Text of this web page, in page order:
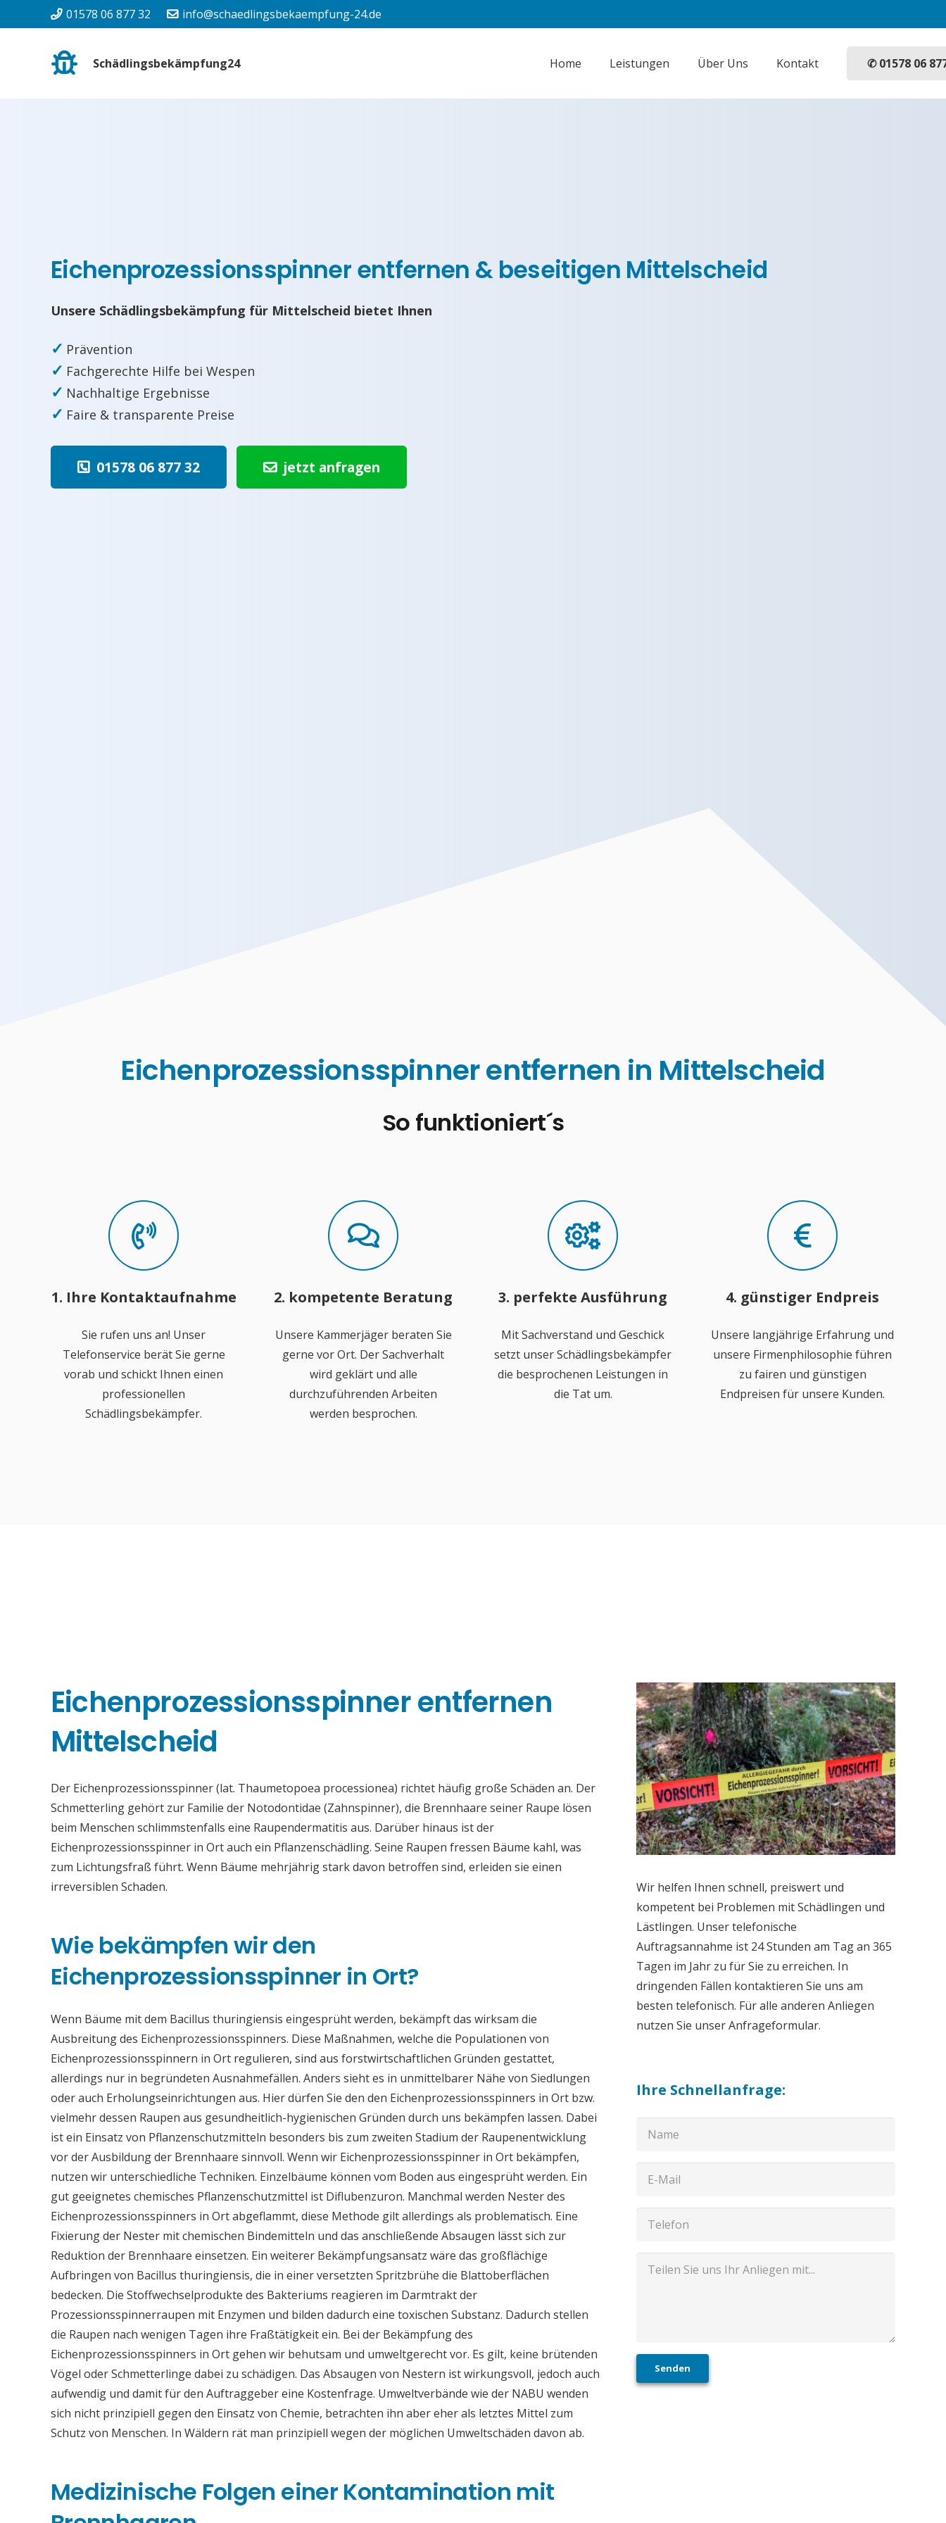
01578 06 877 32 info@schaedlingsbekaempfung-24.de
Schädlingsbekämpfung24 Home Leistungen Über Uns Kontakt ✆ 01578 06
Eichenprozessionsspinner entfernen & beseitigen Mittelscheid
Unsere Schädlingsbekämpfung für Mittelscheid bietet Ihnen
✓ Prävention
✓ Fachgerechte Hilfe bei Wespen
✓ Nachhaltige Ergebnisse
✓ Faire & transparente Preise
01578 06 877 32 jetzt anfragen
Eichenprozessionsspinner entfernen in Mittelscheid
So funktioniert´s
1. Ihre Kontaktaufnahme
Sie rufen uns an! Unser
Telefonservice berät Sie gerne
vorab und schickt Ihnen einen
professionellen
Schädlingsbekämpfer.
2. kompetente Beratung
Unsere Kammerjäger beraten Sie
gerne vor Ort. Der Sachverhalt
wird geklärt und alle
durchzuführenden Arbeiten
werden besprochen.
3. perfekte Ausführung
Mit Sachverstand und Geschick
setzt unser Schädlingsbekämpfer
die besprochenen Leistungen in
die Tat um.
4. günstiger Endpreis
Unsere langjährige Erfahrung und
unsere Firmenphilosophie führen
zu fairen und günstigen
Endpreisen für unsere Kunden.
Eichenprozessionsspinner entfernen
Mittelscheid
Der Eichenprozessionsspinner (lat. Thaumetopoea processionea) richtet häufig große Schäden an. Der
Schmetterling gehört zur Familie der Notodontidae (Zahnspinner), die Brennhaare seiner Raupe lösen
beim Menschen schlimmstenfalls eine Raupendermatitis aus. Darüber hinaus ist der
Eichenprozessionsspinner in Ort auch ein Pflanzenschädling. Seine Raupen fressen Bäume kahl, was
zum Lichtungsfraß führt. Wenn Bäume mehrjährig stark davon betroffen sind, erleiden sie einen
irreversiblen Schaden.
Wie bekämpfen wir den
Eichenprozessionsspinner in Ort?
Wenn Bäume mit dem Bacillus thuringiensis eingesprüht werden, bekämpft das wirksam die
Ausbreitung des Eichenprozessionsspinners. Diese Maßnahmen, welche die Populationen von
Eichenprozessionsspinnern in Ort regulieren, sind aus forstwirtschaftlichen Gründen gestattet,
allerdings nur in begründeten Ausnahmefällen. Anders sieht es in unmittelbarer Nähe von Siedlungen
oder auch Erholungseinrichtungen aus. Hier dürfen Sie den den Eichenprozessionsspinners in Ort bzw.
vielmehr dessen Raupen aus gesundheitlich-hygienischen Gründen durch uns bekämpfen lassen. Dabei
ist ein Einsatz von Pflanzenschutzmitteln besonders bis zum zweiten Stadium der Raupenentwicklung
vor der Ausbildung der Brennhaare sinnvoll. Wenn wir Eichenprozessionsspinner in Ort bekämpfen,
nutzen wir unterschiedliche Techniken. Einzelbäume können vom Boden aus eingesprüht werden. Ein
gut geeignetes chemisches Pflanzenschutzmittel ist Diflubenzuron. Manchmal werden Nester des
Eichenprozessionsspinners in Ort abgeflammt, diese Methode gilt allerdings als problematisch. Eine
Fixierung der Nester mit chemischen Bindemitteln und das anschließende Absaugen lässt sich zur
Reduktion der Brennhaare einsetzen. Ein weiterer Bekämpfungsansatz wäre das großflächige
Aufbringen von Bacillus thuringiensis, die in einer versetzten Spritzbrühe die Blattoberflächen
bedecken. Die Stoffwechselprodukte des Bakteriums reagieren im Darmtrakt der
Prozessionsspinnerraupen mit Enzymen und bilden dadurch eine toxischen Substanz. Dadurch stellen
die Raupen nach wenigen Tagen ihre Fraßtätigkeit ein. Bei der Bekämpfung des
Eichenprozessionsspinners in Ort gehen wir behutsam und umweltgerecht vor. Es gilt, keine brütenden
Vögel oder Schmetterlinge dabei zu schädigen. Das Absaugen von Nestern ist wirkungsvoll, jedoch auch
aufwendig und damit für den Auftraggeber eine Kostenfrage. Umweltverbände wie der NABU wenden
sich nicht prinzipiell gegen den Einsatz von Chemie, betrachten ihn aber eher als letztes Mittel zum
Schutz von Menschen. In Wäldern rät man prinzipiell wegen der möglichen Umweltschäden davon ab.
Medizinische Folgen einer Kontamination mit
Wir helfen Ihnen schnell, preiswert und
kompetent bei Problemen mit Schädlingen und
Lästlingen. Unser telefonische
Auftragsannahme ist 24 Stunden am Tag an 365
Tagen im Jahr zu für Sie zu erreichen. In
dringenden Fällen kontaktieren Sie uns am
besten telefonisch. Für alle anderen Anliegen
nutzen Sie unser Anfrageformular.
Ihre Schnellanfrage:
Senden